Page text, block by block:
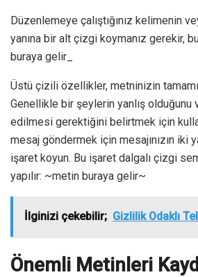
Düzenlemeye çalıştığınız kelimenin
yanına bir alt çizgi koymanız gerekir,
buraya gelir_
Üstü çizili özellikler, metninizin
Genellikle bir şeylerin yanlış olduğunu
edilmesi gerektiğini belirtmek için
mesaj göndermek için mesajınızın iki
işaret koyun. Bu işaret dalgalı çizgi
yapılır: ~metin buraya gelir~
İlginizi çekebilir; Gizlilik Odaklı
Önemli Metinleri